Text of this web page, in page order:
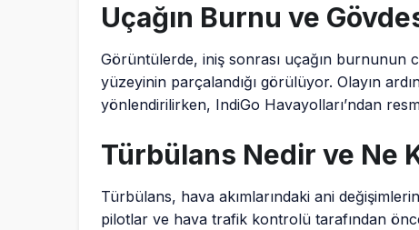
Uçağın Burnu ve
Görüntülerde, iniş sonrası uçağın burnunun
yüzeyinin parçalandığı görülüyor. Olayın
yönlendirilirken, IndiGo Havayolları’ndan
Türbülans Nedir ve Ne
Türbülans, hava akımlarındaki ani
pilotlar ve hava trafik kontrolü tarafından